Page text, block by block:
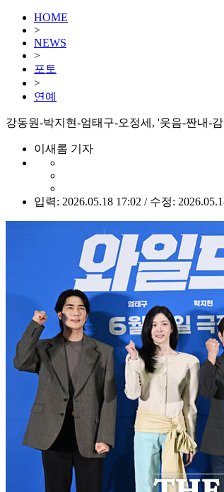
HOME
>
NEWS
>
포토
>
연예
강동원-박지현-엄태구-오정세, '웃음-짠내-
이새롬 기자
입력: 2026.05.18 17:02 / 수정: